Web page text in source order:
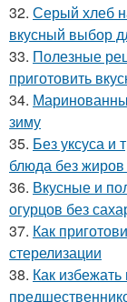
32. Серый хлеб
вкусный выбор
33. Полезные
приготовить
34.
зиму
35. Без уксуса и
блюда без
36. Вкусные и
огурцов без
37. Как
стерелизации
38. Как